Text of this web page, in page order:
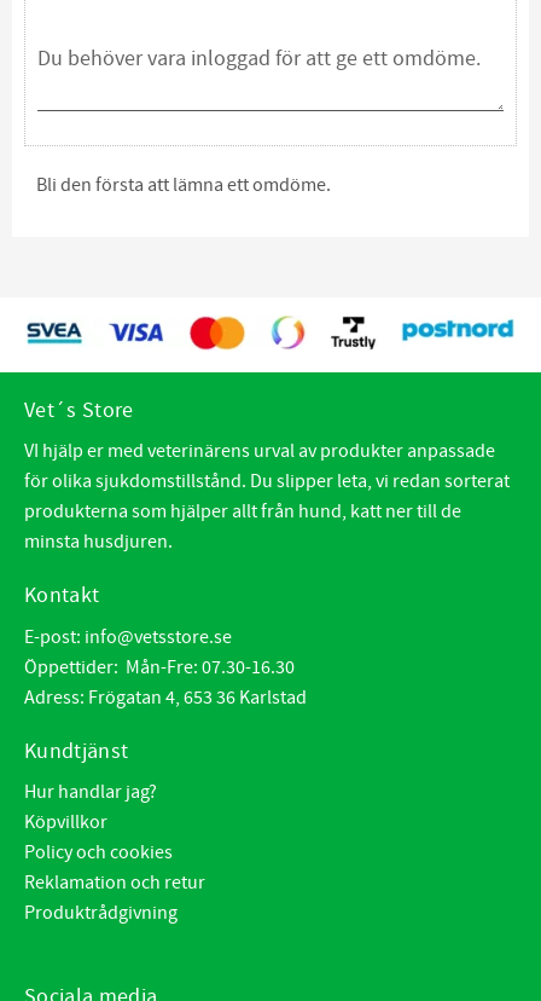
Bli den första att lämna ett omdöme.
Vet´s Store
VI hjälp er med veterinärens urval av produkter anpassade
för olika sjukdomstillstånd. Du slipper leta, vi redan sorterat
produkterna som hjälper allt från hund, katt ner till de
minsta husdjuren.
Kontakt
E-post: info@vetsstore.se
Öppettider: Mån-Fre: 07.30-16.30
Adress: Frögatan 4, 653 36 Karlstad
Kundtjänst
Hur handlar jag?
Köpvillkor
Policy och cookies
Reklamation och retur
Produktrådgivning